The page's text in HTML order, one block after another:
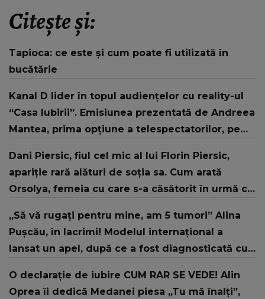
Citește și:
Tapioca: ce este și cum poate fi utilizată în
bucătărie
Kanal D lider în topul audiențelor cu reality-ul
“Casa Iubirii”. Emisiunea prezentată de Andreea
Mantea, prima opţiune a telespectatorilor, pe
Dani Piersic, fiul cel mic al lui Florin Piersic,
apariție rară alături de soția sa. Cum arată
Orsolya, femeia cu care s-a căsătorit în urmă cu
„Să vă rugați pentru mine, am 5 tumori” Alina
Pușcău, în lacrimi! Modelul internațional a
lansat un apel, după ce a fost diagnosticată cu
O declarație de iubire CUM RAR SE VEDE! Alin
Oprea îi dedică Medanei piesa „Tu mă înalți”,